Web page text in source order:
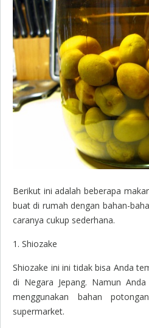
Berikut ini adalah beberapa
buat di rumah dengan bahan-
caranya cukup sederhana.
1. Shiozake
Shiozake ini ini tidak bisa Anda
di Negara Jepang. Namun
menggunakan bahan
supermarket.